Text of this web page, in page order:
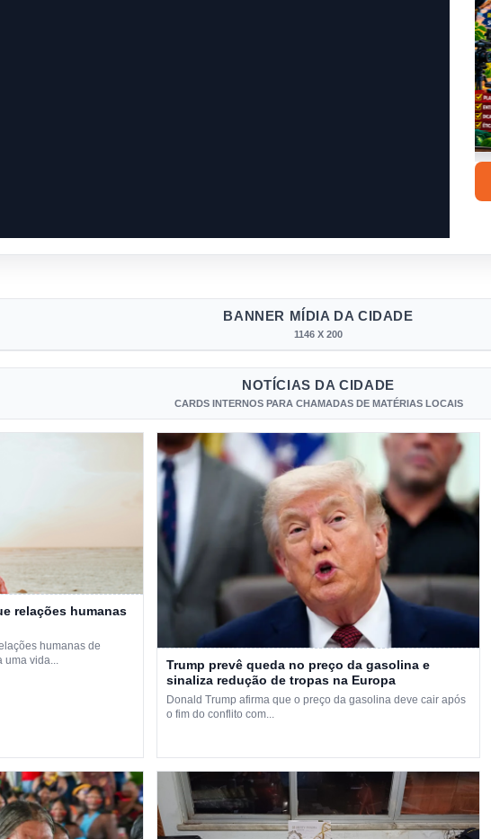
BANNER MÍDIA DA CIDADE
1146 X 200
NOTÍCIAS DA CIDADE
CARDS INTERNOS PARA CHAMADAS DE MATÉRIAS LOCAIS
relações humanas
humanas de
uma vida...
Trump prevê queda no preço da gasolina e
sinaliza redução de tropas na Europa
Donald Trump afirma que o preço da gasolina deve cair após
o fim do conflito com...